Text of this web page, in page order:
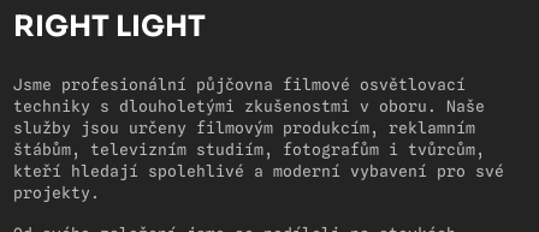
RIGHT LIGHT
Jsme profesionální půjčovna filmové osvětlovací
techniky s dlouholetými zkušenostmi v oboru. Naše
služby jsou určeny filmovým produkcím, reklamním
štábům, televizním studiím, fotografům i tvůrcům,
kteří hledají spolehlivé a moderní vybavení pro své
projekty.